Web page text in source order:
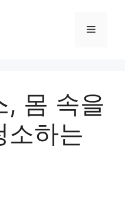
Menu
, 몸 속을
소하는